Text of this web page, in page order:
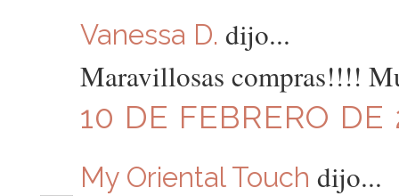
Vanessa D. dijo...
Maravillosas compras!!!!
10 DE FEBRERO
My Oriental Touch dijo...